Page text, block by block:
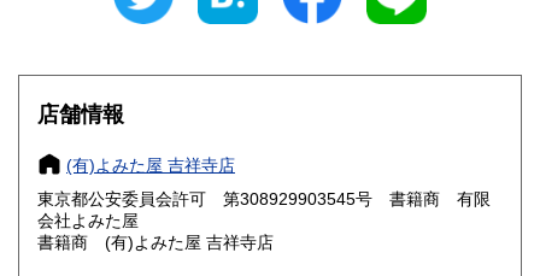
1,200円 静岡県
滋賀県
大阪府 1,200円
奈良県
店舗情報
(有)よみた屋 吉祥寺店
東京都公安委員会許可 第308929903545号 書籍商 有限
会社よみた屋
書籍商 (有)よみた屋 吉祥寺店